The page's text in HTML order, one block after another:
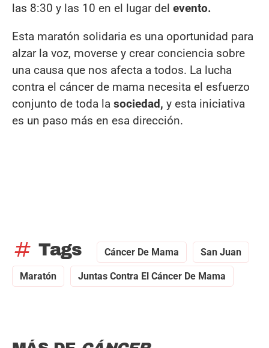
las 8:30 y las 10 en el lugar del evento.
Esta maratón solidaria es una oportunidad para
alzar la voz, moverse y crear conciencia sobre
una causa que nos afecta a todos. La lucha
contra el cáncer de mama necesita el esfuerzo
conjunto de toda la sociedad, y esta iniciativa
es un paso más en esa dirección.
tag Tags Cáncer De Mama San Juan
Maratón Juntas Contra El Cáncer De Mama